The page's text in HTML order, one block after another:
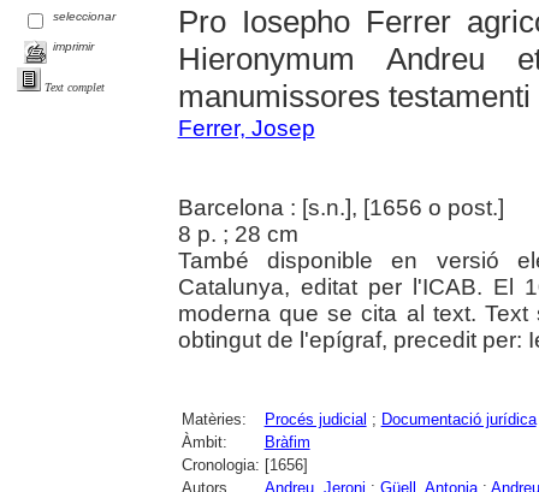
seleccionar
imprimir
Text complet
Pro Iosepho Ferrer
Hieronymum
manumissores testamenti
Ferrer, Josep
Barcelona : [s.n.], [1656 o post.]
8 p. ; 28 cm
També disponible en versió
Catalunya, editat per l'ICAB. El
moderna que se cita al text.
obtingut de l'epígraf, precedit per:
Matèries: Procés judicial ; Documentació jurídica
Àmbit:
Bràfim
Cronologia: [1656]
Autors
Andreu, Jeroni ; Güell, Antonia;